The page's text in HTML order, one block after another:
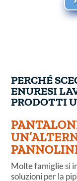
PERCHÉ
ENURESI
PRODOTTI
Molte famiglie si
soluzioni per la